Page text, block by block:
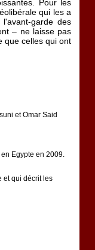
Pour les
qui les a
garde des
– ne laisse pas
que celles qui ont
et Omar Said
Egypte en 2009.
et qui décrit les